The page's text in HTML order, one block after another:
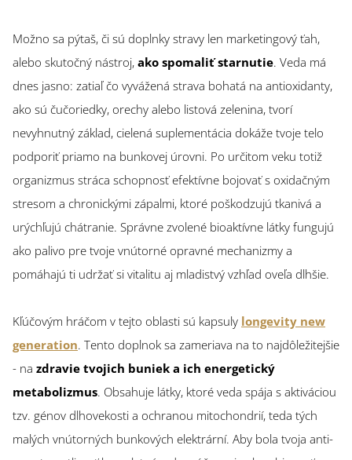
Možno sa pýtaš, či sú doplnky stravy len marketingový ťah,
alebo skutočný nástroj, ako spomaliť starnutie. Veda má
dnes jasno: zatiaľ čo vyvážená strava bohatá na antioxidanty,
ako sú čučoriedky, orechy alebo listová zelenina, tvorí
nevyhnutný základ, cielená suplementácia dokáže tvoje telo
podporiť priamo na bunkovej úrovni. Po určitom veku totiž
organizmus stráca schopnosť efektívne bojovať s oxidačným
stresom a chronickými zápalmi, ktoré poškodzujú tkanivá a
urýchľujú chátranie. Správne zvolené bioaktívne látky fungujú
ako palivo pre tvoje vnútorné opravné mechanizmy a
pomáhajú ti udržať si vitalitu aj mladistvý vzhľad oveľa dlhšie.
Kľúčovým hráčom v tejto oblasti sú kapsuly longevity new
generation. Tento doplnok sa zameriava na to najdôležitejšie
- na zdravie tvojich buniek a ich energetický
metabolizmus. Obsahuje látky, ktoré veda spája s aktiváciou
tzv. génov dlhovekosti a ochranou mitochondrií, teda tých
malých vnútorných bunkových elektrární. Aby bola tvoja anti-